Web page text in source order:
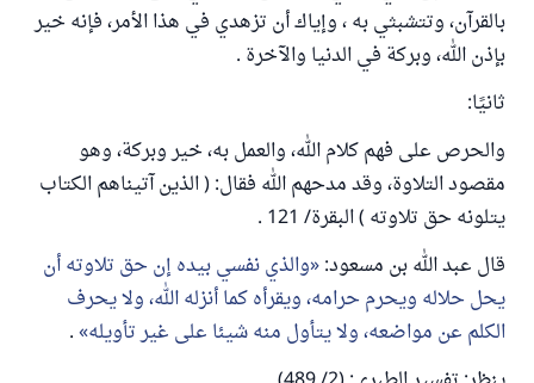
بالقرآن، وتتشبثي به ، وإياك أن تزهدي في هذا الأمر، فإنه خير
بإذن الله، وبركة في الدنيا والآخرة .
ثانيًا:
والحرص على فهم كلام الله، والعمل به، خير وبركة، وهو
مقصود التلاوة، وقد مدحهم الله فقال: ( الذين آتيناهم الكتاب
يتلونه حق تلاوته ) البقرة/ 121 .
قال عبد الله بن مسعود: والذي نفسي بيده إن حق تلاوته أن
يحل حلاله ويحرم حرامه، ويقرأه كما أنزله الله، ولا يحرف
الكلم عن مواضعه، ولا يتأول منه شيئا على غير تأويله .